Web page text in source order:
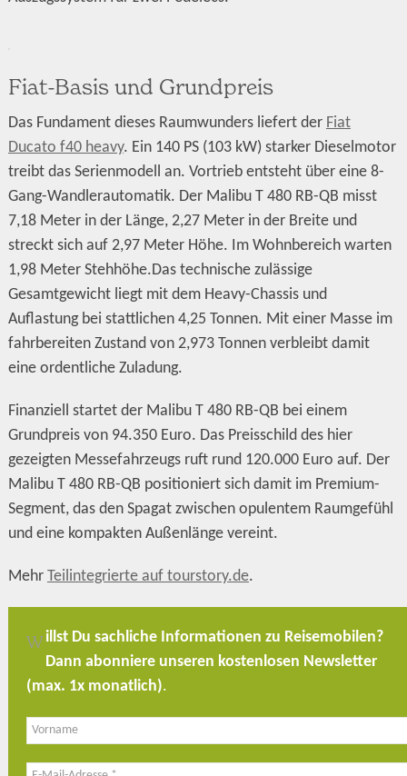
Fiat-Basis und Grundpreis
Das Fundament dieses Raumwunders liefert der Fiat
Ducato f40 heavy. Ein 140 PS (103 kW) starker Dieselmotor
treibt das Serienmodell an. Vortrieb entsteht über eine 8-
Gang-Wandlerautomatik. Der Malibu T 480 RB-QB misst
7,18 Meter in der Länge, 2,27 Meter in der Breite und
streckt sich auf 2,97 Meter Höhe. Im Wohnbereich warten
1,98 Meter Stehhöhe.Das technische zulässige
Gesamtgewicht liegt mit dem Heavy-Chassis und
Auflastung bei stattlichen 4,25 Tonnen. Mit einer Masse im
fahrbereiten Zustand von 2,973 Tonnen verbleibt damit
eine ordentliche Zuladung.
Finanziell startet der Malibu T 480 RB-QB bei einem
Grundpreis von 94.350 Euro. Das Preisschild des hier
gezeigten Messefahrzeugs ruft rund 120.000 Euro auf. Der
Malibu T 480 RB-QB positioniert sich damit im Premium-
Segment, das den Spagat zwischen opulentem Raumgefühl
und eine kompakten Außenlänge vereint.
Mehr Teilintegrierte auf tourstory.de.
Willst Du sachliche Informationen zu Reisemobilen?
Dann abonniere unseren kostenlosen Newsletter
(max. 1x monatlich).